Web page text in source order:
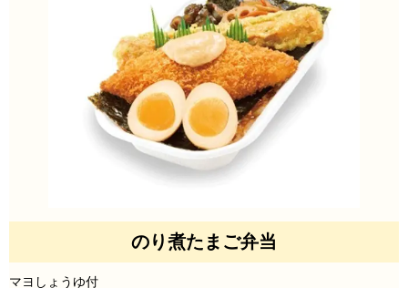
のり煮たまご弁当
マヨしょうゆ付